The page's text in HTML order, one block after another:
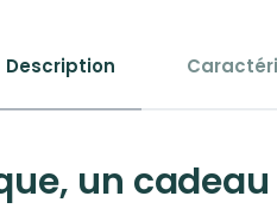
Description
un